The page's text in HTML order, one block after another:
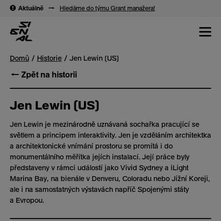
Aktuálně → Hledáme do týmu Grant manažera!
Domů Historie Jen Lewin (US)
← Zpět na historii
Jen Lewin (US)
Jen Lewin je mezinárodně uznávaná sochařka pracující se
světlem a principem interaktivity. Jen je vzděláním architektka
a architektonické vnímání prostoru se promítá i do
monumentálního měřítka jejích instalací. Její práce byly
představeny v rámci událostí jako Vivid Sydney a iLight
Marina Bay, na bienále v Denveru, Coloradu nebo Jižní Koreji,
ale i na samostatných výstavách napříč Spojenými státy
a Evropou.